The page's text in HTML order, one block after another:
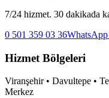
7/24 hizmet. 30 dakikada
0 501 359 03 36WhatsApp
Hizmet Bölgeleri
Viranşehir • Davultepe •
Merkez